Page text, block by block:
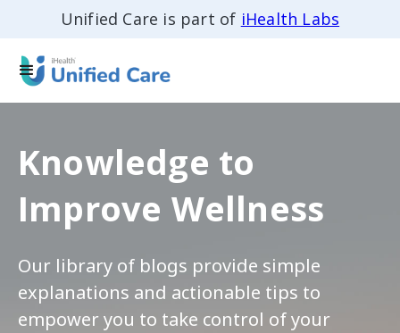
Unified Care is part of iHealth Labs
Knowledge to
Improve Wellness
Our library of blogs provide simple
explanations and actionable tips to
empower you to take control of your